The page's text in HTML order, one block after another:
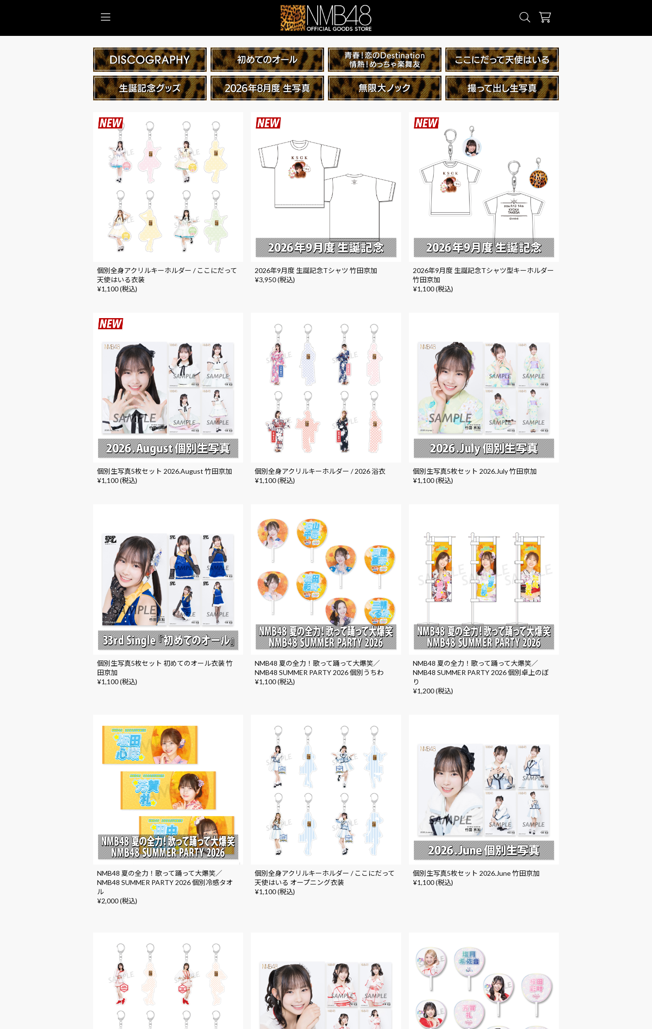
個別全身アクリルキーホルダー / ここにだって
天使はいる衣装
¥1,100 (税込)
2026年9月度 生誕記念Tシャツ 竹田京加
¥3,950 (税込)
2026年9月度 生誕記念Tシャツ型キーホルダー
竹田京加
¥1,100 (税込)
個別生写真5枚セット 2026.August 竹田京加
¥1,100 (税込)
個別全身アクリルキーホルダー / 2026 浴衣
¥1,100 (税込)
個別生写真5枚セット 2026.July 竹田京加
¥1,100 (税込)
個別生写真5枚セット 初めてのオール衣装 竹
田京加
¥1,100 (税込)
NMB48 夏の全力！歌って踊って大爆笑／
NMB48 SUMMER PARTY 2026 個別うちわ
¥1,100 (税込)
NMB48 夏の全力！歌って踊って大爆笑／
NMB48 SUMMER PARTY 2026 個別卓上のぼ
り
¥1,200 (税込)
NMB48 夏の全力！歌って踊って大爆笑／
NMB48 SUMMER PARTY 2026 個別冷感タオ
ル
¥2,000 (税込)
個別全身アクリルキーホルダー / ここにだって
天使はいる オープニング衣装
¥1,100 (税込)
個別生写真5枚セット 2026.June 竹田京加
¥1,100 (税込)